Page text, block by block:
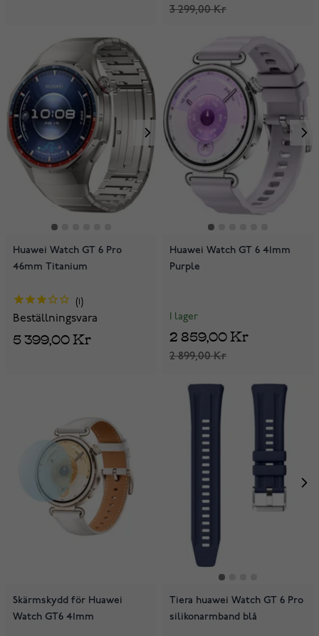
3 299,00 Kr
Huawei Watch GT 6 Pro
46mm Titanium
Beställningsvara
5 399,00 Kr
Huawei Watch GT 6 41mm
Purple
I lager
2 899,00 Kr
2 859,00 Kr
Skärmskydd för Huawei
Watch GT6 41mm
Tiera huawei Watch GT 6 Pro
silikonarmband blå